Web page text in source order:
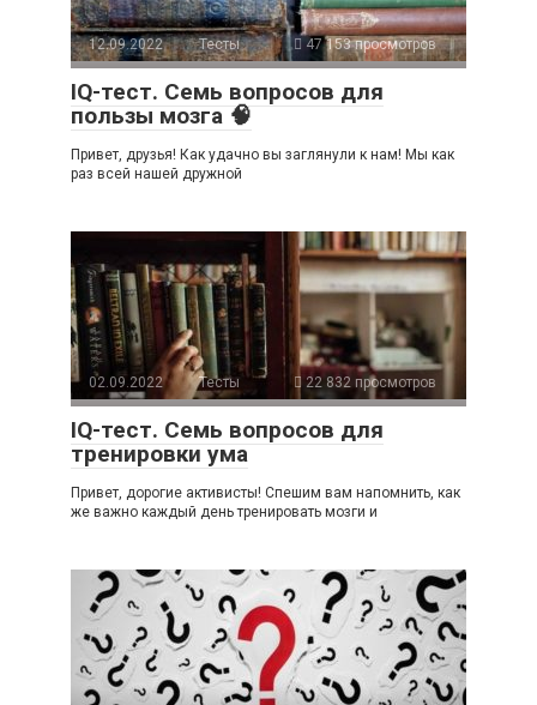
12.09.2022 Тесты 47 153 просмотров
IQ-тест. Семь вопросов для
пользы мозга 🧠
Привет, друзья! Как удачно вы заглянули к нам! Мы как
раз всей нашей дружной
02.09.2022 Тесты 22 832 просмотров
IQ-тест. Семь вопросов для
тренировки ума
Привет, дорогие активисты! Спешим вам напомнить, как
же важно каждый день тренировать мозги и